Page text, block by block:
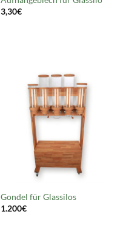
3,30€
Gondel für Glassilos
1.200€